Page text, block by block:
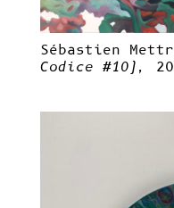
Sébastien
Codice #10),